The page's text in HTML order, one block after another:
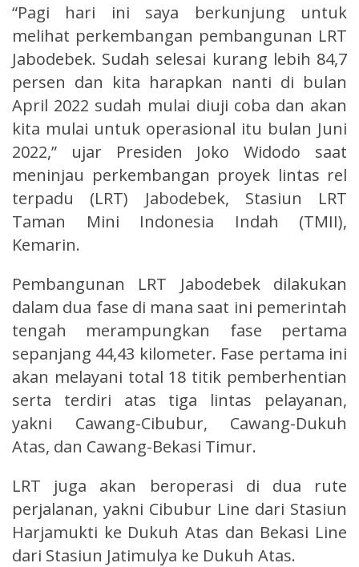
“Pagi hari ini saya berkunjung untuk
melihat perkembangan pembangunan LRT
Jabodebek. Sudah selesai kurang lebih 84,7
persen dan kita harapkan nanti di bulan
April 2022 sudah mulai diuji coba dan akan
kita mulai untuk operasional itu bulan Juni
2022,” ujar Presiden Joko Widodo saat
meninjau perkembangan proyek lintas rel
terpadu (LRT) Jabodebek, Stasiun LRT
Taman Mini Indonesia Indah (TMII),
Kemarin.
Pembangunan LRT Jabodebek dilakukan
dalam dua fase di mana saat ini pemerintah
tengah merampungkan fase pertama
sepanjang 44,43 kilometer. Fase pertama ini
akan melayani total 18 titik pemberhentian
serta terdiri atas tiga lintas pelayanan,
yakni Cawang-Cibubur, Cawang-Dukuh
Atas, dan Cawang-Bekasi Timur.
LRT juga akan beroperasi di dua rute
perjalanan, yakni Cibubur Line dari Stasiun
Harjamukti ke Dukuh Atas dan Bekasi Line
dari Stasiun Jatimulya ke Dukuh Atas.